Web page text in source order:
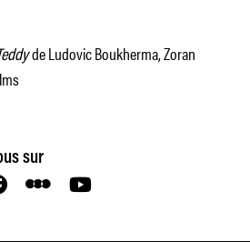
de Ludovic Boukherma, Zoran
sur